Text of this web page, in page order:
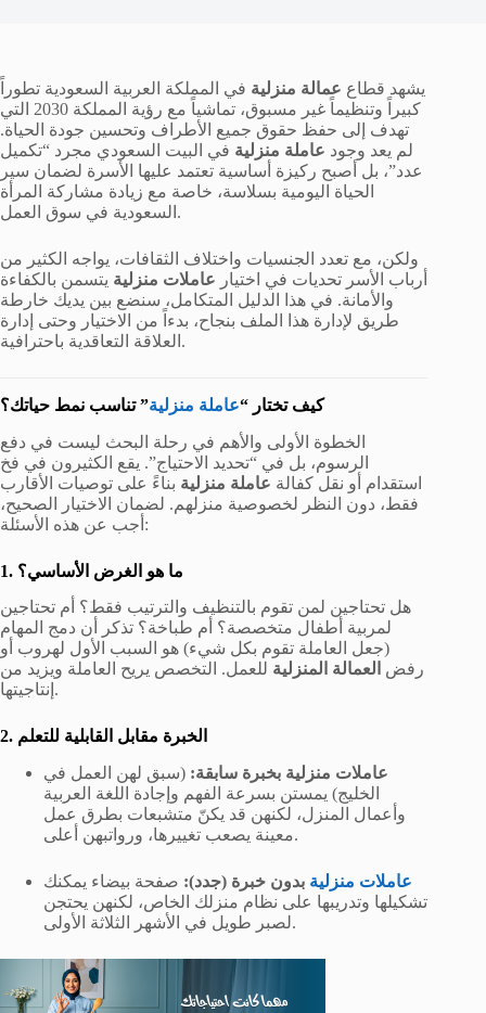
يشهد قطاع عمالة منزلية في المملكة العربية السعودية تطوراً
كبيراً وتنظيماً غير مسبوق، تماشياً مع رؤية المملكة 2030 التي
تهدف إلى حفظ حقوق جميع الأطراف وتحسين جودة الحياة.
لم يعد وجود عاملة منزلية في البيت السعودي مجرد “تكميل
عدد”، بل أصبح ركيزة أساسية تعتمد عليها الأسرة لضمان سير
الحياة اليومية بسلاسة، خاصة مع زيادة مشاركة المرأة
السعودية في سوق العمل.
ولكن، مع تعدد الجنسيات واختلاف الثقافات، يواجه الكثير من
أرباب الأسر تحديات في اختيار عاملات منزلية يتسمن بالكفاءة
والأمانة. في هذا الدليل المتكامل، سنضع بين يديك خارطة
طريق لإدارة هذا الملف بنجاح، بدءاً من الاختيار وحتى إدارة
العلاقة التعاقدية باحترافية.
كيف تختار “عاملة منزلية
” تناسب نمط حياتك؟
الخطوة الأولى والأهم في رحلة البحث ليست في دفع
الرسوم، بل في “تحديد الاحتياج”. يقع الكثيرون في فخ
استقدام أو نقل كفالة عاملة منزلية بناءً على توصيات الأقارب
فقط، دون النظر لخصوصية منزلهم. لضمان الاختيار الصحيح،
أجب عن هذه الأسئلة:
1. ما هو الغرض الأساسي؟
هل تحتاجين لمن تقوم بالتنظيف والترتيب فقط؟ أم تحتاجين
لمربية أطفال متخصصة؟ أم طباخة؟ تذكر أن دمج المهام
(جعل العاملة تقوم بكل شيء) هو السبب الأول لهروب أو
رفض العمالة المنزلية للعمل. التخصص يريح العاملة ويزيد من
إنتاجيتها.
عاملات منزلية بخبرة سابقة: (سبق لهن العمل في
الخليج) يمستن بسرعة الفهم وإجادة اللغة العربية
وأعمال المنزل، لكنهن قد يكنّ متشبعات بطرق عمل
معينة يصعب تغييرها، ورواتبهن أعلى.
عاملات منزلية بدون خبرة (جدد): صفحة بيضاء يمكنك
تشكيلها وتدريبها على نظام منزلك الخاص، لكنهن يحتجن
لصبر طويل في الأشهر الثلاثة الأولى.